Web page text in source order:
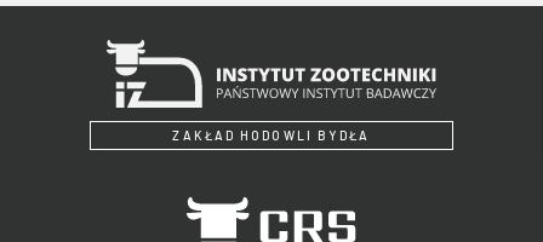
ZAKŁAD HODOWLI BYDŁA